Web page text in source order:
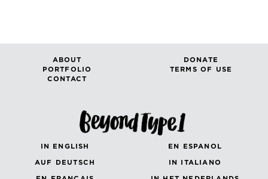
ABOUT
DONATE
PORTFOLIO
TERMS OF USE
CONTACT
IN ENGLISH
EN ESPANOL
AUF DEUTSCH
IN ITALIANO